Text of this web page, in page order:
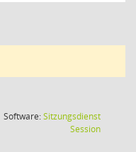
Software:Sitzungsdienst
Session(Wird in